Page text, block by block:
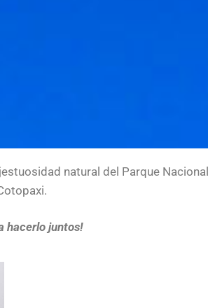
natural del Parque
hacerlo juntos!